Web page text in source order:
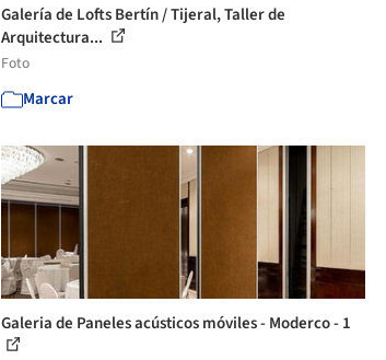
Galería de Lofts Bertín / Tijeral, Taller de
Arquitectura...
Foto
Marcar
Galeria de Paneles acústicos móviles - Moderco - 1